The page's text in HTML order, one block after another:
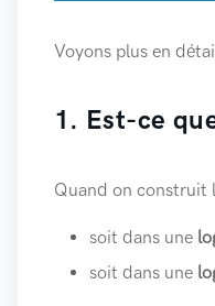
Voyons plus en
1. Est-ce
Quand on construit
soit dans une
soit dans une